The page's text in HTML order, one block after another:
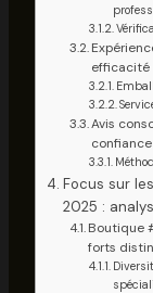
efficacité
Avis
confiance
Focus sur
2025 :
Boutique
forts